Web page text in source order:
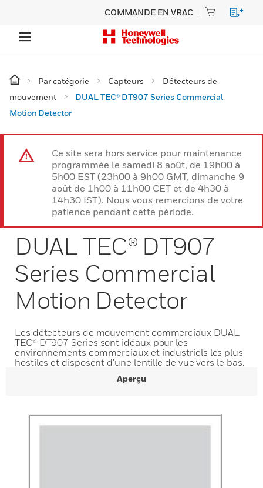
COMMANDE EN VRAC
Par catégorie Capteurs
Détecteurs de
mouvement
DUAL TEC® DT907 Series Commercial
Motion Detector
Ce site sera hors service pour maintenance
programmée le samedi 8 août, de 19h00 à
5h00 EST (23h00 à 9h00 GMT, dimanche 9
août de 1h00 à 11h00 CET et de 4h30 à
14h30 IST). Nous vous remercions de votre
patience pendant cette période.
DUAL TEC® DT907
Series Commercial
Motion Detector
Les détecteurs de mouvement commerciaux DUAL
TEC® DT907 Series sont idéaux pour les
environnements commerciaux et industriels les plus
hostiles et disposent d'une lentille de vue vers le bas.
Aperçu